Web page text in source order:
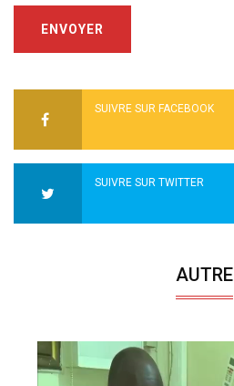
ENVOYER
SUIVRE SUR FACEBOOK
SUIVRE SUR TWITTER
AUTRE